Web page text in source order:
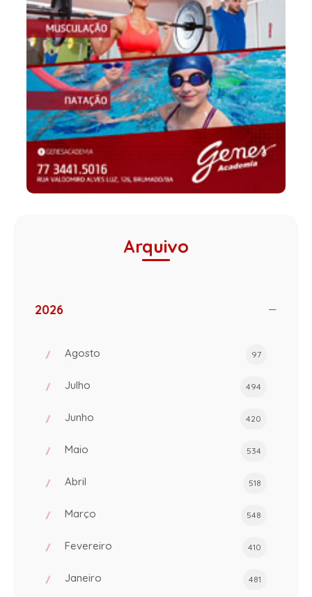
Arquivo
2026
Agosto 97
Julho 494
Junho 420
Maio 534
Abril 518
Março 548
Fevereiro 410
Janeiro 481